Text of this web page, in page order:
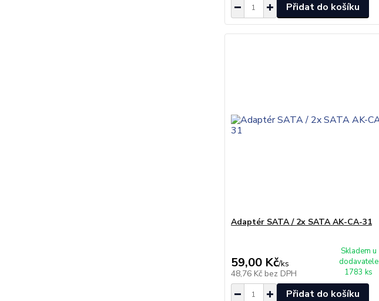
Přidat do košíku
Adaptér SATA / 2x SATA AK-CA-31
59,00 Kč/ks
48,76 Kč bez DPH
Skladem u
dodavatele
1783 ks
Přidat do košíku